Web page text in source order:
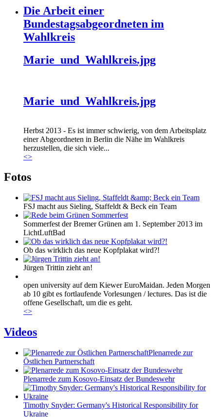
Die Arbeit einer
Bundestagsabgeordneten im
Wahlkreis
Marie_und_Wahlkreis.jpg
Marie_und_Wahlkreis.jpg
Herbst 2013 - Es ist immer schwierig, von dem Arbeitsplatz
einer Abgeordneten in Berlin die Nähe im Wahlkreis
herzustellen, die sich viele...
<>
Fotos
FSJ macht aus Sieling, Staffeldt & Beck ein Team
Sommerfest der Bremer Grünen am 1. September 2013 im
LichtLuftBad
Ob das wirklich das neue Kopfplakat wird?!
Jürgen Trittin zieht an!
open university auf dem Kiewer EuroMaidan. Jeden Morgen
ab 10 gibt es fortlaufende Vorlesungen / lectures. Das ist die
offene Gesellschaft, um die es geht.
<>
Videos
Plenarrede zur
Östlichen Partnerschaft
Plenarrede zum Kosovo-Einsatz der Bundeswehr
Timothy Snyder: Germany's Historical Responsibility for
Ukraine